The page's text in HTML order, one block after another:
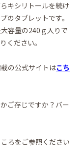
キシリトールを続け
のタブレットです。
容量の240ｇ入りで
ください。
の公式サイトはこち
ご存じですか？バー
ろをご参照ください